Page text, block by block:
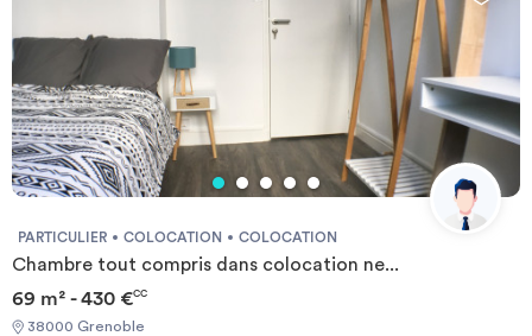
PARTICULIER COLOCATION COLOCATION
Chambre tout compris dans colocation ne...
69 m² - 430 €CC
38000 Grenoble